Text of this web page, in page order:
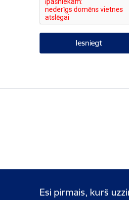
Esi pirmais, kurš